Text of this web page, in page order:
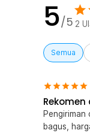
5/5 2
Semua
Pengiriman
bagus,